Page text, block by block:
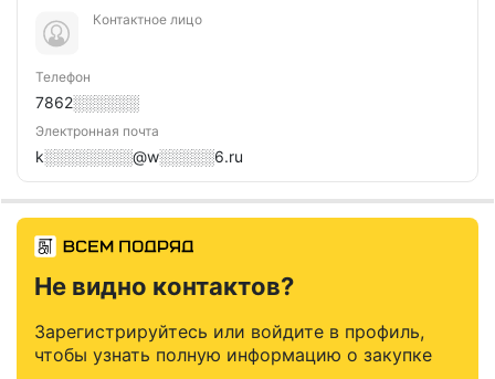
Контактное лицо
Телефон
7862░░░░░░
Электронная почта
k░░░░░░░░@w░░░░░6.ru
Не видно контактов?
Зарегистрируйтесь или войдите в профиль,
чтобы узнать полную информацию о закупке